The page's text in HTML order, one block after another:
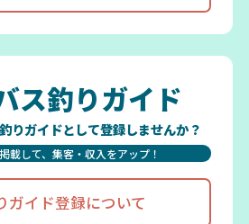
ス釣りガイド
りガイドとして登録しませんか？
載して、集客・収入をアップ！
ガイド登録について